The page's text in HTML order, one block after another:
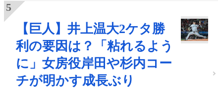
【巨人】井上温大2ケタ勝
利の要因は？「粘れるよう
に」女房役岸田や杉内コー
チが明かす成長ぶり